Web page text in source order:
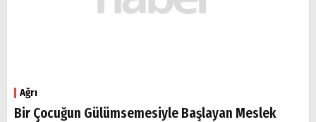
Ağrı
Bir Çocuğun Gülümsemesiyle Başlayan Meslek